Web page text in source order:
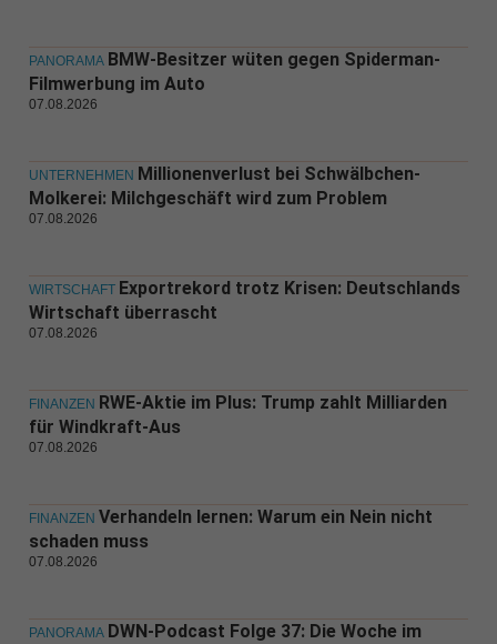
PANORAMA BMW-Besitzer wüten gegen Spiderman-
Filmwerbung im Auto
07.08.2026
UNTERNEHMEN Millionenverlust bei Schwälbchen-
Molkerei: Milchgeschäft wird zum Problem
07.08.2026
WIRTSCHAFT Exportrekord trotz Krisen: Deutschlands
Wirtschaft überrascht
07.08.2026
FINANZEN RWE-Aktie im Plus: Trump zahlt Milliarden
für Windkraft-Aus
07.08.2026
FINANZEN Verhandeln lernen: Warum ein Nein nicht
schaden muss
07.08.2026
PANORAMA DWN-Podcast Folge 37: Die Woche im